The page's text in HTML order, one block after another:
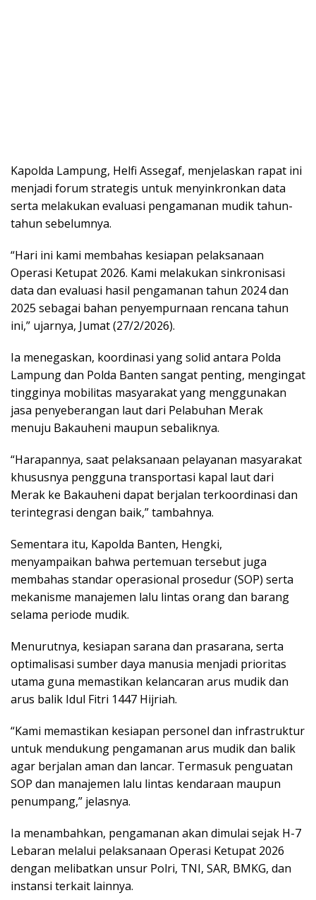
Kapolda Lampung, Helfi Assegaf, menjelaskan rapat ini
menjadi forum strategis untuk menyinkronkan data
serta melakukan evaluasi pengamanan mudik tahun-
tahun sebelumnya.
“Hari ini kami membahas kesiapan pelaksanaan
Operasi Ketupat 2026. Kami melakukan sinkronisasi
data dan evaluasi hasil pengamanan tahun 2024 dan
2025 sebagai bahan penyempurnaan rencana tahun
ini,” ujarnya, Jumat (27/2/2026).
Ia menegaskan, koordinasi yang solid antara Polda
Lampung dan Polda Banten sangat penting, mengingat
tingginya mobilitas masyarakat yang menggunakan
jasa penyeberangan laut dari Pelabuhan Merak
menuju Bakauheni maupun sebaliknya.
“Harapannya, saat pelaksanaan pelayanan masyarakat
khususnya pengguna transportasi kapal laut dari
Merak ke Bakauheni dapat berjalan terkoordinasi dan
terintegrasi dengan baik,” tambahnya.
Sementara itu, Kapolda Banten, Hengki,
menyampaikan bahwa pertemuan tersebut juga
membahas standar operasional prosedur (SOP) serta
mekanisme manajemen lalu lintas orang dan barang
selama periode mudik.
Menurutnya, kesiapan sarana dan prasarana, serta
optimalisasi sumber daya manusia menjadi prioritas
utama guna memastikan kelancaran arus mudik dan
arus balik Idul Fitri 1447 Hijriah.
“Kami memastikan kesiapan personel dan infrastruktur
untuk mendukung pengamanan arus mudik dan balik
agar berjalan aman dan lancar. Termasuk penguatan
SOP dan manajemen lalu lintas kendaraan maupun
penumpang,” jelasnya.
Ia menambahkan, pengamanan akan dimulai sejak H-7
Lebaran melalui pelaksanaan Operasi Ketupat 2026
dengan melibatkan unsur Polri, TNI, SAR, BMKG, dan
instansi terkait lainnya.